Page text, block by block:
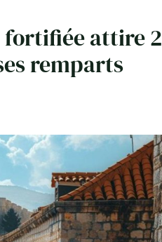
fortifiée attire 2
remparts